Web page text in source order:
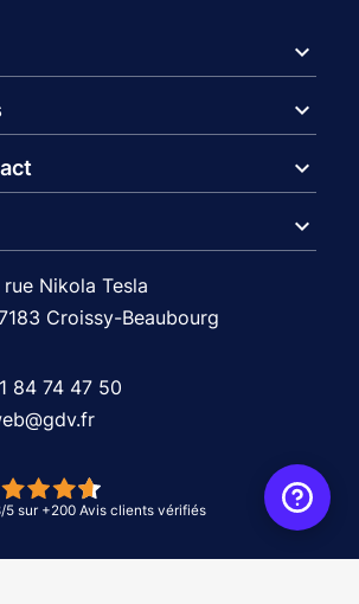
expand_more
expand_more
expand_more
expand_more
rue Nikola Tesla
Croissy-Beaubourg
84 74 47 50